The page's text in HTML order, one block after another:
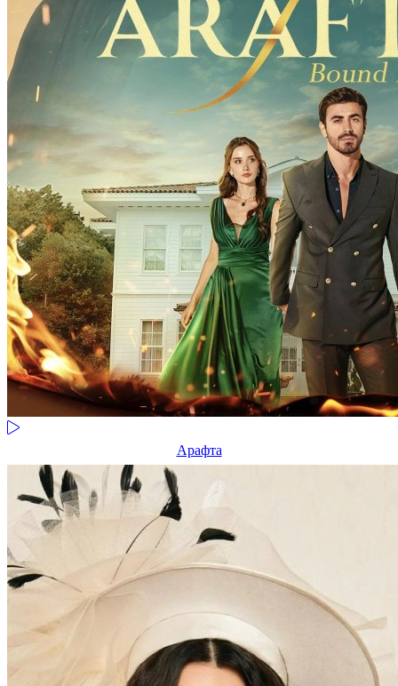
Арафта